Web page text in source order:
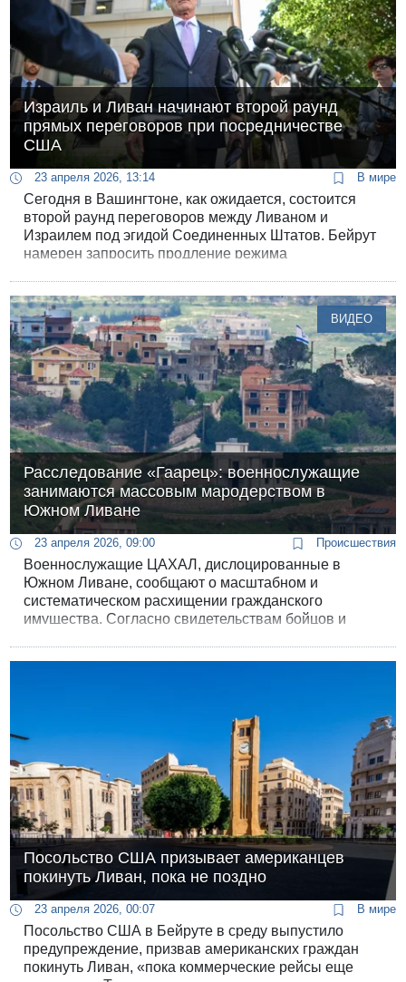
Израиль и Ливан начинают второй раунд
прямых переговоров при посредничестве
США
23 апреля 2026, 13:14 В мире
Сегодня в Вашингтоне, как ожидается, состоится
второй раунд переговоров между Ливаном и
Израилем под эгидой Соединенных Штатов. Бейрут
намерен запросить продление режима
сноса домов и вывода войск из деревень, занятых
ЦАХАЛом, число которых, по последним подсчетам,
уже превысило 50.
ВИДЕО
Расследование «Гаарец»: военнослужащие
занимаются массовым мародерством в
Южном Ливане
23 апреля 2026, 09:00 Происшествия
Военнослужащие ЦАХАЛ, дислоцированные в
Южном Ливане, сообщают о масштабном и
систематическом расхищении гражданского
имущества. Согласно свидетельствам бойцов и
Посольство США призывает американцев
покинуть Ливан, пока не поздно
23 апреля 2026, 00:07 В мире
Посольство США в Бейруте в среду выпустило
предупреждение, призвав американских граждан
покинуть Ливан, «пока коммерческие рейсы еще